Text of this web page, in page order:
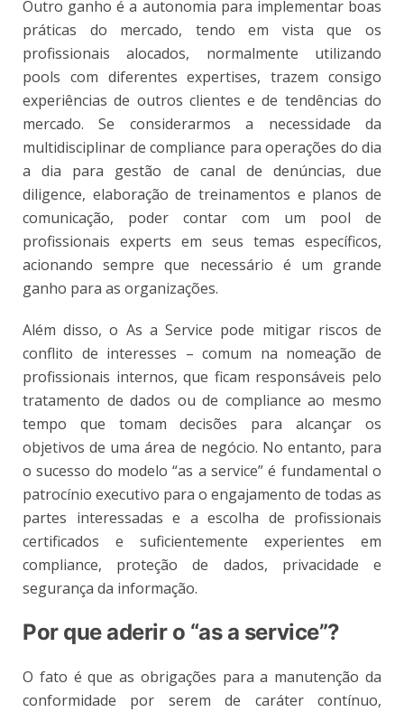
Outro ganho é a autonomia para implementar boas
práticas do mercado, tendo em vista que os
profissionais alocados, normalmente utilizando
pools com diferentes expertises, trazem consigo
experiências de outros clientes e de tendências do
mercado. Se considerarmos a necessidade da
multidisciplinar de compliance para operações do dia
a dia para gestão de canal de denúncias, due
diligence, elaboração de treinamentos e planos de
comunicação, poder contar com um pool de
profissionais experts em seus temas específicos,
acionando sempre que necessário é um grande
ganho para as organizações.
Além disso, o As a Service pode mitigar riscos de
conflito de interesses – comum na nomeação de
profissionais internos, que ficam responsáveis pelo
tratamento de dados ou de compliance ao mesmo
tempo que tomam decisões para alcançar os
objetivos de uma área de negócio. No entanto, para
o sucesso do modelo “as a service” é fundamental o
patrocínio executivo para o engajamento de todas as
partes interessadas e a escolha de profissionais
certificados e suficientemente experientes em
compliance, proteção de dados, privacidade e
segurança da informação.
Por que aderir o “as a service”?
O fato é que as obrigações para a manutenção da
conformidade por serem de caráter contínuo,